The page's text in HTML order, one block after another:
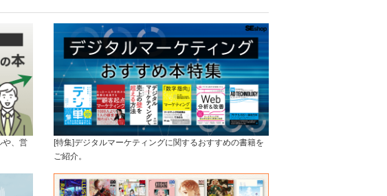
や、営
[特集]デジタルマーケティングに関するおすすめの書籍を
ご紹介。